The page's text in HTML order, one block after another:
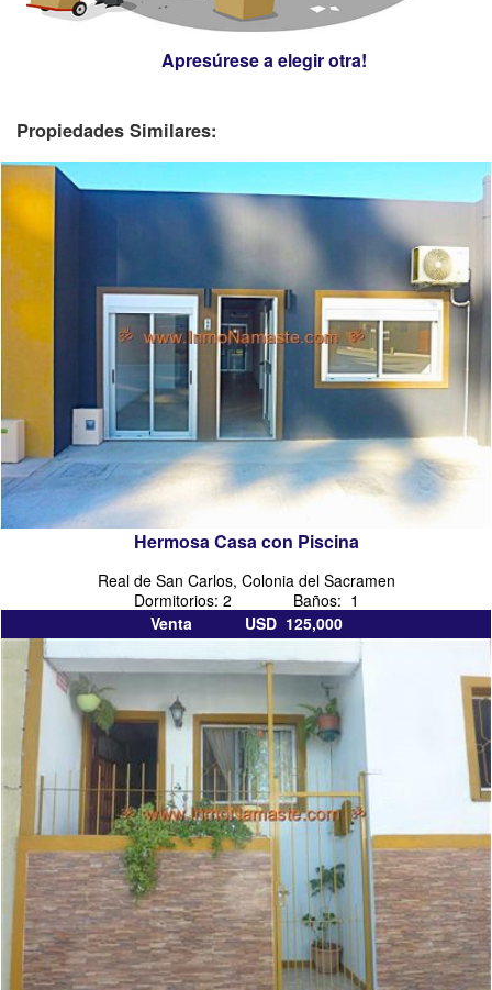
Apresúrese a elegir otra!
Propiedades Similares:
Hermosa Casa con Piscina
Real de San Carlos, Colonia del Sacramen
Dormitorios: 2 Baños: 1
Venta USD 125,000